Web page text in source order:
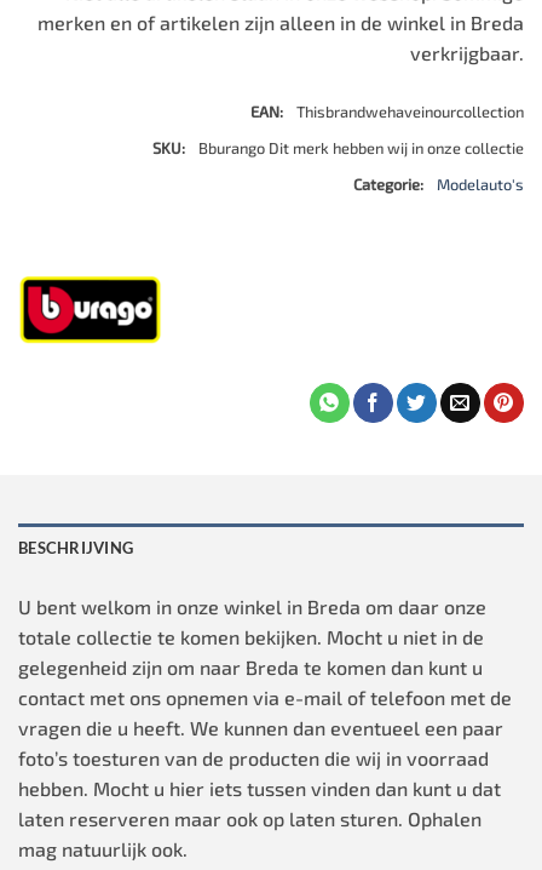
merken en of artikelen zijn alleen in de winkel in Breda
verkrijgbaar.
EAN:
Thisbrandwehaveinourcollection
SKU:
Bburango Dit merk hebben wij in onze collectie
Categorie:
Modelauto's
BESCHRIJVING
U bent welkom in onze winkel in Breda om daar onze
totale collectie te komen bekijken. Mocht u niet in de
gelegenheid zijn om naar Breda te komen dan kunt u
contact met ons opnemen via e-mail of telefoon met de
vragen die u heeft. We kunnen dan eventueel een paar
foto’s toesturen van de producten die wij in voorraad
hebben. Mocht u hier iets tussen vinden dan kunt u dat
laten reserveren maar ook op laten sturen. Ophalen
mag natuurlijk ook.